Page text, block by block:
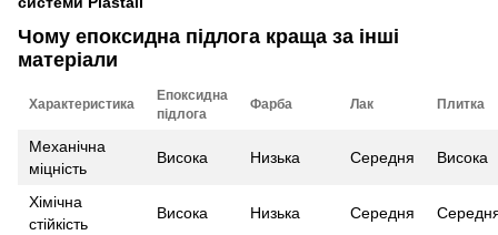
Чому епоксидна підлога краща за інші
матеріали
Характеристика
Епоксидна
підлога
Фарба Лак Плитка
Механічна
міцність
Висока Низька Середня Висока
Хімічна
стійкість
Висока Низька Середня